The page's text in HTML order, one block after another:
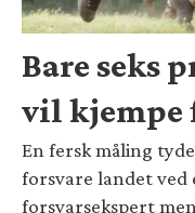
Bare seks
vil kjempe
En fersk måling
forsvare landet ved
forsvarsekspert